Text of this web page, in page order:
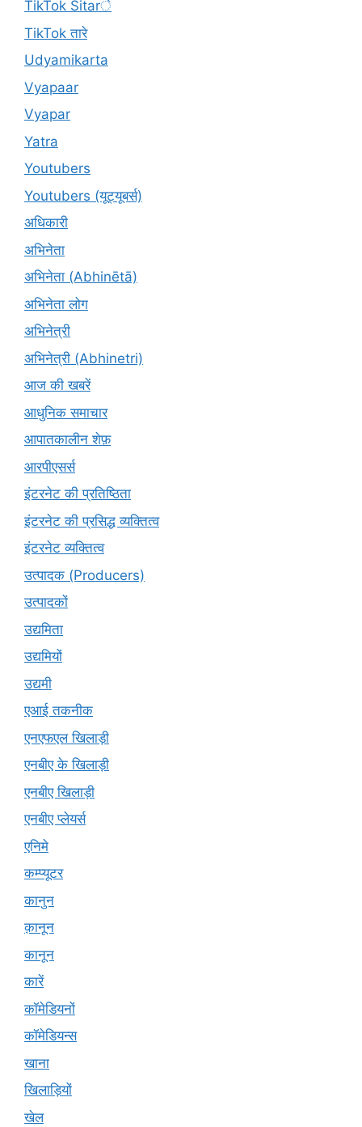
TikTok Sitarे
TikTok तारे
Udyamikarta
Vyapaar
Vyapar
Yatra
Youtubers
Youtubers (यूट्यूबर्स)
अधिकारी
अभिनेता
अभिनेता (Abhinētā)
अभिनेता लोग
अभिनेत्री
अभिनेत्री (Abhinetri)
आज की खबरें
आधुनिक समाचार
आपातकालीन शेफ़
आरपीएसर्स
इंटरनेट की प्रतिष्ठिता
इंटरनेट की प्रसिद्ध व्यक्तित्व
इंटरनेट व्यक्तित्व
उत्पादक (Producers)
उत्पादकों
उद्यमिता
उद्यमियों
उद्यमी
एआई तकनीक
एनएफएल खिलाड़ी
एनबीए के खिलाड़ी
एनबीए खिलाड़ी
एनबीए प्लेयर्स
एनिमे
कम्प्यूटर
कानुन
क़ानून
कानून
कारें
कॉमेडियनों
कॉमेडियन्स
खाना
खिलाड़ियों
खेल